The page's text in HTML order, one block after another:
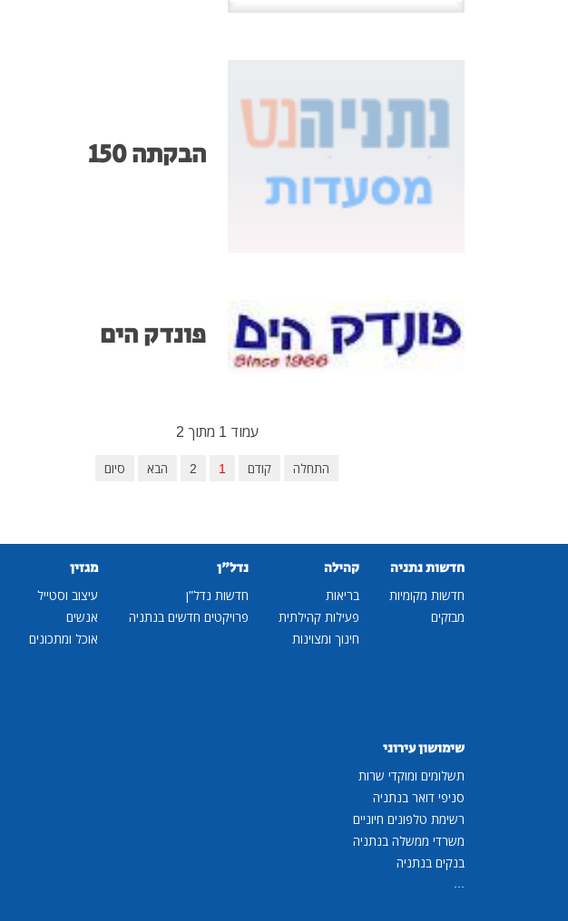
הבקתה 150
פונדק הים
עמוד 1 מתוך 2
התחלה קודם 1
2 הבא סיום
חדשות נתניה
חדשות מקומיות
מבזקים
קהילה
בריאות
פעילות קהילתית
חינוך ומצוינות
נדל"ן
חדשות נדל"ן
פרויקטים חדשים בנתניה
מגזין
עיצוב וסטייל
אנשים
אוכל ומתכונים
שימושון עירוני
תשלומים ומוקדי שרות
סניפי דואר בנתניה
רשימת טלפונים חיוניים
משרדי ממשלה בנתניה
בנקים בנתניה
...